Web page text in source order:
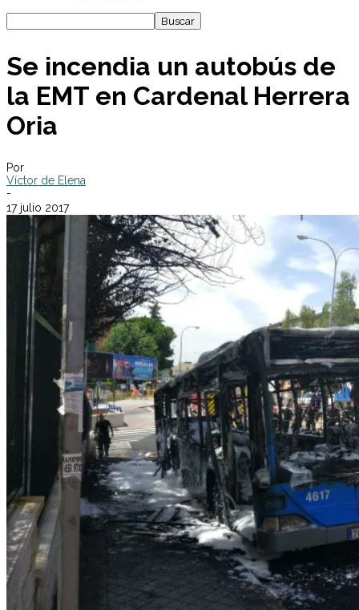
Se incendia un autobús de
la EMT en Cardenal Herrera
Oria
Por
Víctor de Elena
-
17 julio 2017